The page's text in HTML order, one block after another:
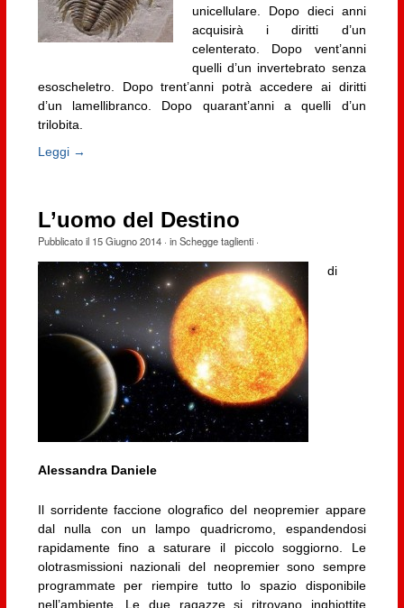
unicellulare. Dopo dieci anni
acquisirà i diritti d’un
celenterato. Dopo vent’anni
quelli d’un invertebrato senza
esoscheletro. Dopo trent’anni potrà accedere ai diritti
d’un lamellibranco. Dopo quarant’anni a quelli d’un
trilobita.
Leggi →
L’uomo del Destino
Pubblicato il 15 Giugno 2014· inSchegge taglienti·
di
Alessandra Daniele
Il sorridente faccione olografico del neopremier appare
dal nulla con un lampo quadricromo, espandendosi
rapidamente fino a saturare il piccolo soggiorno. Le
olotrasmissioni nazionali del neopremier sono sempre
programmate per riempire tutto lo spazio disponibile
nell’ambiente. Le due ragazze si ritrovano inghiottite